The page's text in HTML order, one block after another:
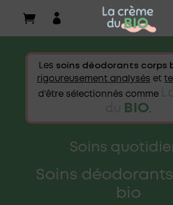

Les soins déodorants corps
rigoureusement analysés et
d’être sélectionnés comme
BIO.
Soins
Soins
bio